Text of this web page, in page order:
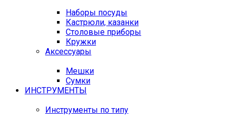
Наборы посуды
Кастрюли, казанки
Столовые приборы
Кружки
Аксессуары
Мешки
Сумки
ИНСТРУМЕНТЫ
Инструменты по типу